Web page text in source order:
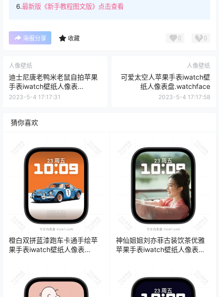
6.最新版《新手教程图文版》点击查看
海报分享 收藏 0 0
人像壁纸
迪士尼唐老鸭米老鼠自拍苹果
手表iwatch壁纸人像表
盘.watchface
2023-5-4 17:17:31
人像壁纸
可爱太空人苹果手表iwatch壁
纸人像表盘.watchface
2023-5-4 17:17:58
猜你喜欢
橙白双拼蓝漆跑车卡通手绘苹
果手表iwatch壁纸人像表
神仙姐姐刘亦菲古装饮茶优雅
苹果手表iwatch壁纸人像表